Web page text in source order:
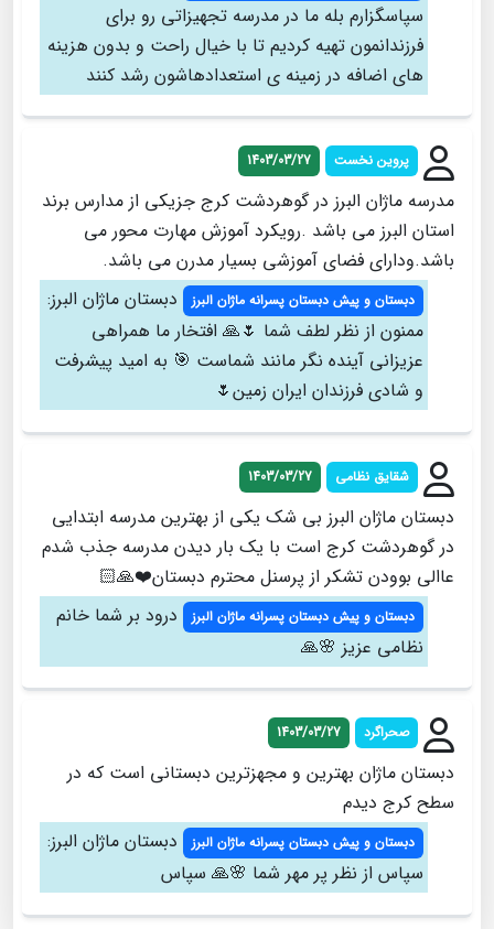
سپاسگزارم بله ما در مدرسه تجهیزاتی رو برای
فرزندانمون تهیه کردیم تا با خیال راحت و بدون هزینه
های اضافه در زمینه ی استعدادهاشون رشد کنند
پروین نخست 1403/03/27
مدرسه ماژان البرز در گوهردشت کرج جزیکی از مدارس برند
استان البرز می باشد .رویکرد آموزش مهارت محور می
باشد.ودارای فضای آموزشی بسیار مدرن می باشد.
دبستان و پیش دبستان پسرانه ماژان البرز
دبستان ماژان البرز:
ممنون از نظر لطف شما 🌷🙏 افتخار ما همراهی
عزیزانی آینده نگر مانند شماست 🎯 به امید پیشرفت
و شادی فرزندان ایران زمین🌷
شقایق نظامی 1403/03/27
دبستان ماژان البرز بی شک یکی از بهترین مدرسه ابتدایی
در گوهردشت کرج است با یک بار دیدن مدرسه جذب شدم
عاالی بوودن تشکر از پرسنل محترم دبستان❤️🙏🏻
دبستان و پیش دبستان پسرانه ماژان البرز
درود بر شما خانم
نظامی عزیز 🌸🙏
صحراگرد 1403/03/27
دبستان ماژان بهترین و مجهزترین دبستانی است که در
سطح کرج دیدم
دبستان و پیش دبستان پسرانه ماژان البرز
دبستان ماژان البرز:
سپاس از نظر پر مهر شما 🌸🙏 سپاس